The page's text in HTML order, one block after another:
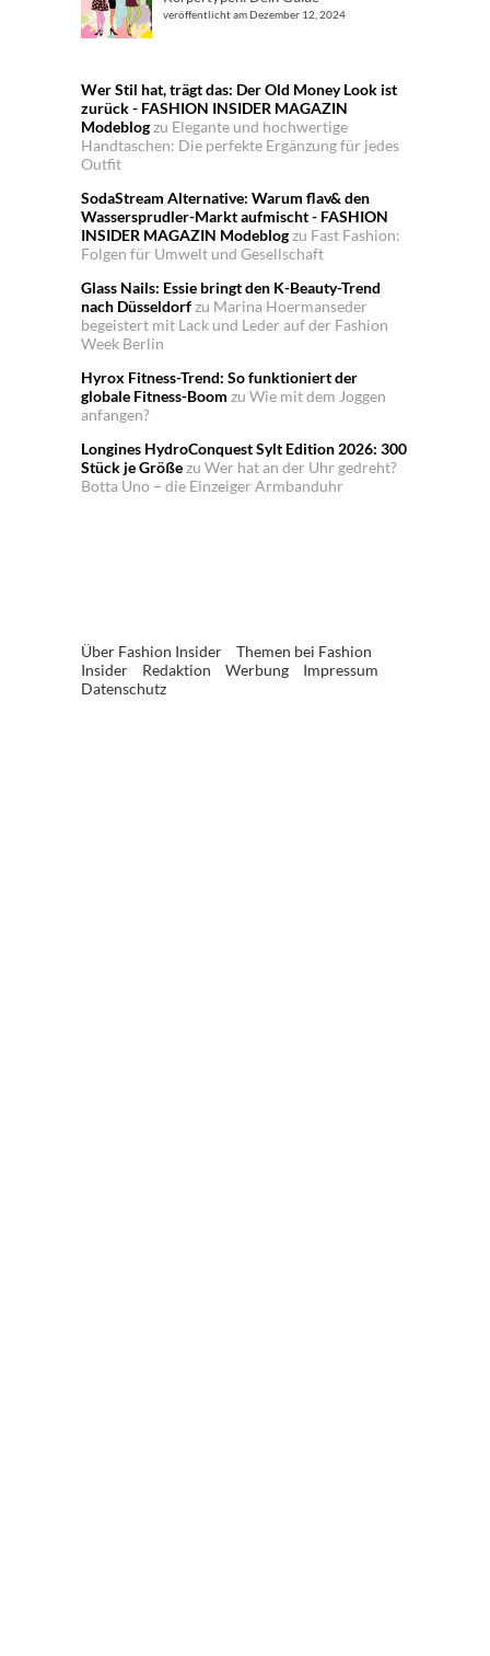
veröffentlicht am Dezember 12, 2024
Wer Stil hat, trägt das: Der Old Money Look ist
zurück - FASHION INSIDER MAGAZIN
Modeblogzu Elegante und hochwertige
Handtaschen: Die perfekte Ergänzung für jedes
Outfit
SodaStream Alternative: Warum flav& den
Wassersprudler-Markt aufmischt - FASHION
INSIDER MAGAZIN Modeblogzu Fast Fashion:
Folgen für Umwelt und Gesellschaft
Glass Nails: Essie bringt den K-Beauty-Trend
nach Düsseldorfzu Marina Hoermanseder
begeistert mit Lack und Leder auf der Fashion
Week Berlin
Hyrox Fitness-Trend: So funktioniert der
globale Fitness-Boom zu Wie mit dem Joggen
anfangen?
Longines HydroConquest Sylt Edition 2026: 300
Stück je Größezu Wer hat an der Uhr gedreht?
Botta Uno – die Einzeiger Armbanduhr
Über Fashion Insider
Themen bei Fashion
Insider
Redaktion Werbung
Impressum
Datenschutz